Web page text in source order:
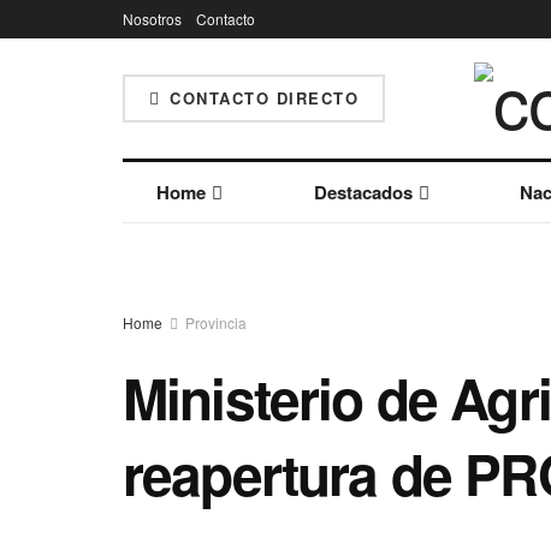
Nosotros Contacto
CONTACTO DIRECTO
Home Destacados
Home Provincia
Ministerio de
reapertura de